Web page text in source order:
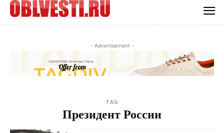
- Advertisement -
TAG
Президент России